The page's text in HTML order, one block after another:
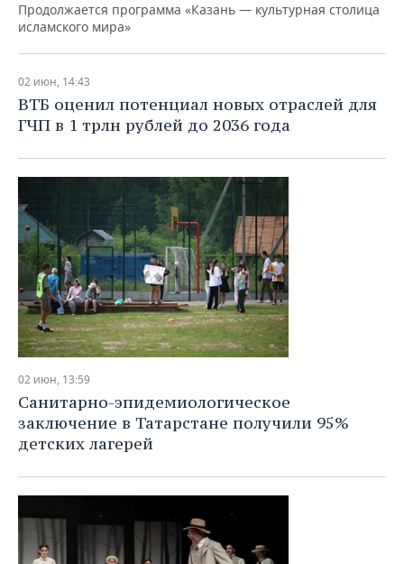
Продолжается программа «Казань — культурная столица
исламского мира»
02 июн, 14:43
ВТБ оценил потенциал новых отраслей для
ГЧП в 1 трлн рублей до 2036 года
02 июн, 13:59
Санитарно-эпидемиологическое
заключение в Татарстане получили 95%
детских лагерей